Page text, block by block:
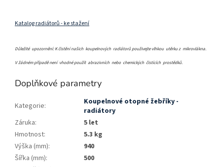
Katalog radiátorů - ke stažení
Důležité upozornění: K čistění našich koupelnových radiátorů použivejte vlhkou utěrku z mikrovlákna.
V žádném případě není vhodné použít abrazivních nebo chemických čistících prostědků.
Doplňkové parametry
Kategorie:
Koupelnové otopné žebříky -
radiátory
Záruka:
5 let
Hmotnost:
5.3 kg
Výška (mm):
940
Šířka (mm):
500